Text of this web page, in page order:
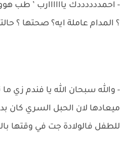
- احمددددددك ياااااارب ’ طب
؟ المدام عاملة ايه؟ صحتها ؟
- والله سبحان الله يا فندم زي
ميعادها لان الحبل السري كان
للطفل فالولادة جت في وقتها